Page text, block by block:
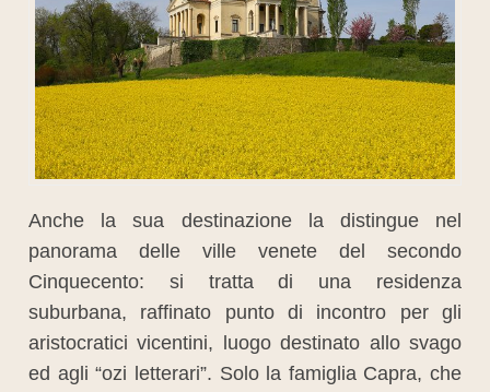
Anche la sua destinazione la distingue nel
panorama delle ville venete del secondo
Cinquecento: si tratta di una residenza
suburbana, raffinato punto di incontro per gli
aristocratici vicentini, luogo destinato allo svago
ed agli “ozi letterari”. Solo la famiglia Capra, che